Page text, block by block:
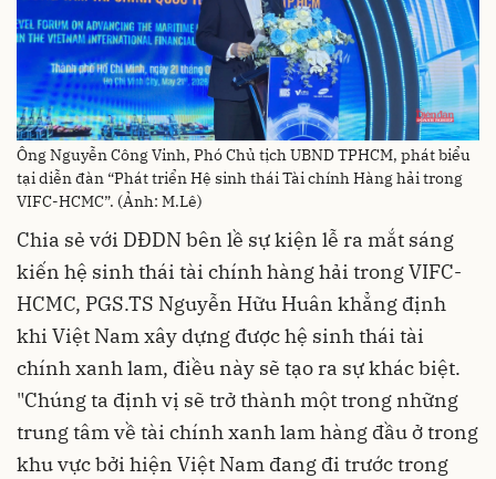
Ông Nguyễn Công Vinh, Phó Chủ tịch UBND TPHCM, phát biểu
tại diễn đàn “Phát triển Hệ sinh thái Tài chính Hàng hải trong
VIFC-HCMC”. (Ảnh: M.Lê)
Chia sẻ với DĐDN bên lề sự kiện lễ ra mắt sáng
kiến hệ sinh thái tài chính hàng hải trong VIFC-
HCMC, PGS.TS Nguyễn Hữu Huân khẳng định
khi Việt Nam xây dựng được hệ sinh thái tài
chính xanh lam, điều này sẽ tạo ra sự khác biệt.
"Chúng ta định vị sẽ trở thành một trong những
trung tâm về tài chính xanh lam hàng đầu ở trong
khu vực bởi hiện Việt Nam đang đi trước trong